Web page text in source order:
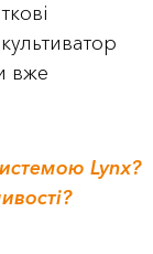
вже
Lynx?